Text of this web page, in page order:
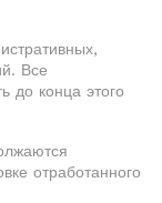
Все
до конца этого
отработанного